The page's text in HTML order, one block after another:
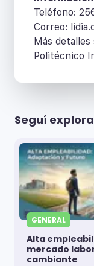
Teléfono:
Correo:
Más
Politécnico
Seguí
GENERAL
Alta
mercado
cambiante